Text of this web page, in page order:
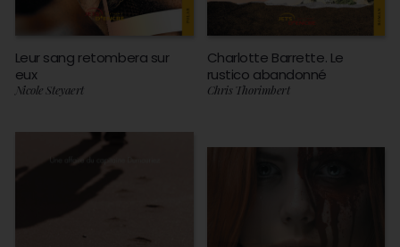
Leur sang retombera sur
eux
Nicole Steyaert
Charlotte Barrette. Le
rustico abandonné
Chris Thorimbert